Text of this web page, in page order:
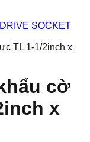
SOCKET
TL 1-1/2inch x
cờ
x